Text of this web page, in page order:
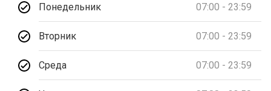
Понедельник 07:00 - 23:59
Вторник 07:00 - 23:59
Среда 07:00 - 23:59